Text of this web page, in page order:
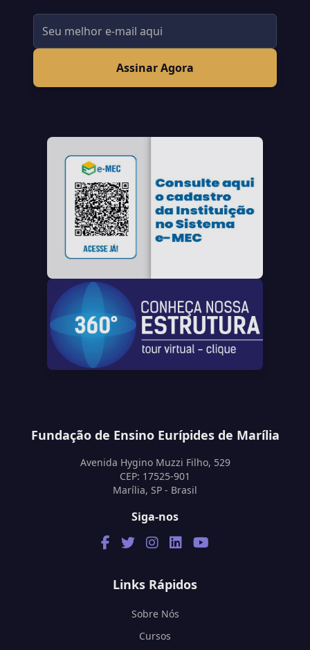
Assinar Agora
Fundação de Ensino Eurípides de Marília
Avenida Hygino Muzzi Filho, 529
CEP: 17525-901
Marília, SP - Brasil
Siga-nos
Links Rápidos
Sobre Nós
Cursos